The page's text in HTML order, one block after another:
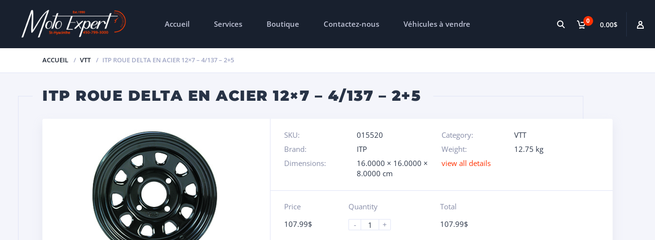
0 0.00$
Accueil Services Boutique Contactez-nous Véhicules à vendre
ACCUEIL VTT ITP ROUE DELTA EN ACIER 12×7 – 4/137 – 2+5
ITP ROUE DELTA EN ACIER 12×7 – 4/137 – 2+5
SKU: 015520 Category:
VTT
Brand:
ITP Weight:
12.75 kg
Dimensions:
16.0000 × 16.0000 ×
8.0000 cm
view all details
Price
107.99$
Quantity
-
+
Total
107.99$